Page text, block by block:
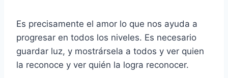
Es precisamente el amor lo que nos ayuda a
progresar en todos los niveles. Es necesario
guardar luz, y mostrársela a todos y ver quien
la reconoce y ver quién la logra reconocer.